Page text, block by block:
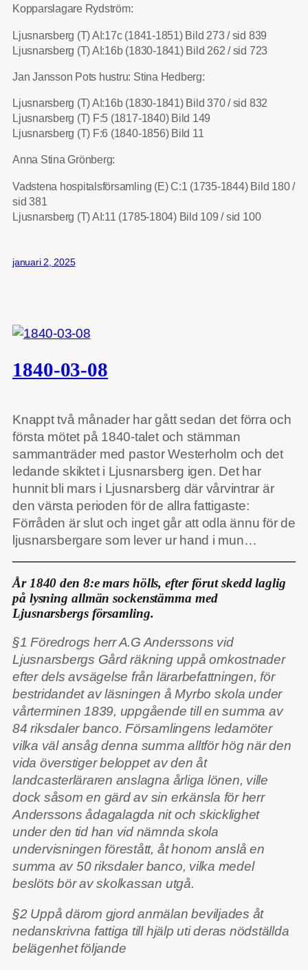
Kopparslagare Rydström:
Ljusnarsberg (T) AI:17c (1841-1851) Bild 273 / sid 839
Ljusnarsberg (T) AI:16b (1830-1841) Bild 262 / sid 723
Jan Jansson Pots hustru: Stina Hedberg:
Ljusnarsberg (T) AI:16b (1830-1841) Bild 370 / sid 832
Ljusnarsberg (T) F:5 (1817-1840) Bild 149
Ljusnarsberg (T) F:6 (1840-1856) Bild 11
Anna Stina Grönberg:
Vadstena hospitalsförsamling (E) C:1 (1735-1844) Bild 180 /
sid 381
Ljusnarsberg (T) AI:11 (1785-1804) Bild 109 / sid 100
januari 2, 2025
1840-03-08
Knappt två månader har gått sedan det förra och
första mötet på 1840-talet och stämman
sammanträder med pastor Westerholm och det
ledande skiktet i Ljusnarsberg igen. Det har
hunnit bli mars i Ljusnarsberg där vårvintrar är
den värsta perioden för de allra fattigaste:
Förråden är slut och inget går att odla ännu för de
ljusnarsbergare som lever ur hand i mun…
År 1840 den 8:e mars hölls, efter förut skedd laglig
på lysning allmän sockenstämma med
Ljusnarsbergs församling.
§1 Föredrogs herr A.G Anderssons vid
Ljusnarsbergs Gård räkning uppå omkostnader
efter dels avsägelse från lärarbefattningen, för
bestridandet av läsningen å Myrbo skola under
vårterminen 1839, uppgående till en summa av
84 riksdaler banco. Församlingens ledamöter
vilka väl ansåg denna summa alltför hög när den
vida överstiger beloppet av den åt
landcasterläraren anslagna årliga lönen, ville
dock såsom en gärd av sin erkänsla för herr
Anderssons ådagalagda nit och skicklighet
under den tid han vid nämnda skola
undervisningen förestått, åt honom anslå en
summa av 50 riksdaler banco, vilka medel
beslöts bör av skolkassan utgå.
§2 Uppå därom gjord anmälan beviljades åt
nedanskrivna fattiga till hjälp uti deras nödställda
belägenhet följande